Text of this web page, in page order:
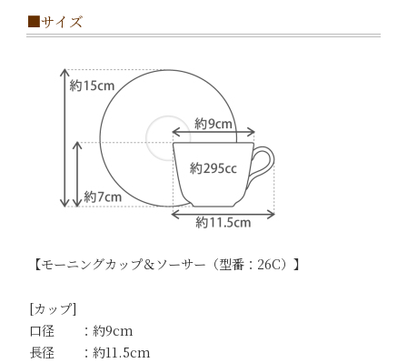
■サイズ
【モーニングカップ＆ソーサー（型番：26C）】
[カップ]
口径 ：約9cm
長径 ：約11.5cm